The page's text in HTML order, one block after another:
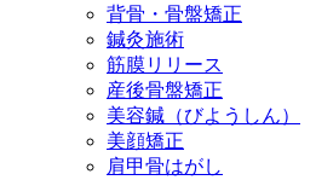
背骨・骨盤矯正
鍼灸施術
筋膜リリース
産後骨盤矯正
美容鍼（びようしん）
美顔矯正
肩甲骨はがし